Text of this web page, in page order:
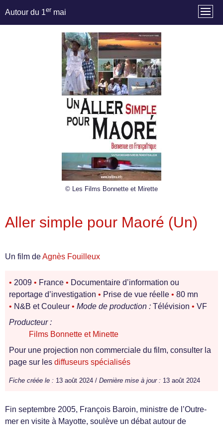
Autour du 1er mai
© Les Films Bonnette et Mirette
Aller simple pour Maoré (Un)
Un film deAgnès Fouilleux
• 2009 • France • Documentaire d’information ou
reportage d’investigation • Prise de vue réelle • 80 mn
• N&B et Couleur • Mode de production : Télévision • VF
Producteur :
Films Bonnette et Minette
Pour une projection non commerciale du film, consulter la
page sur les diffuseurs spécialisés
Fiche créée le : 13 août 2024 / Dernière mise à jour : 13 août 2024
Fin septembre 2005, François Baroin, ministre de l’Outre-
mer en visite à Mayotte, soulève un débat autour de